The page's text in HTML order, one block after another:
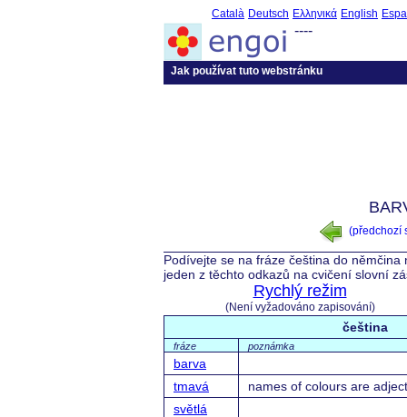
Català Deutsch Ελληνικά English
----
Jak používat tuto webstránku
(předchozí
Podívejte se na fráze čeština do
jeden z těchto odkazů na cvičení slovní
Rychlý režim
(Není vyžadováno zapisování)
čeština
fráze poznámka
barva
tmavá
names of colours are
světlá